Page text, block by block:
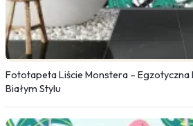
Fototapeta Liście Monstera – Egzotyczna
Białym Stylu